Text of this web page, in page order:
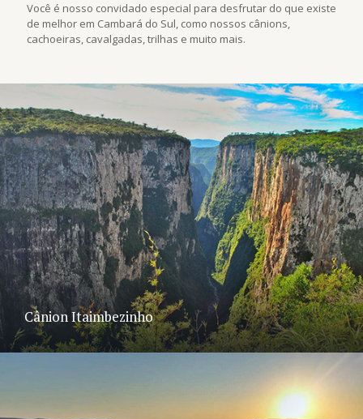
Você é nosso convidado especial para desfrutar do que existe
de melhor em Cambará do Sul, como nossos cânions,
cachoeiras, cavalgadas, trilhas e muito mais.
Cânion Itaimbezinho